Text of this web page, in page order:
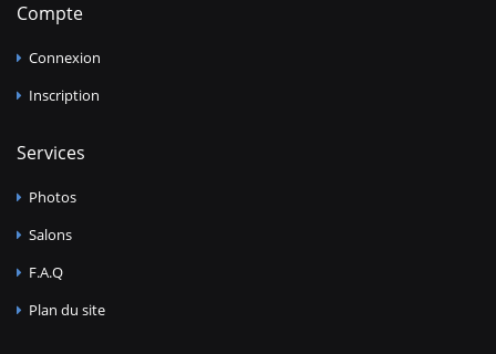
Compte
Connexion
Inscription
Services
Photos
Salons
F.A.Q
Plan du site